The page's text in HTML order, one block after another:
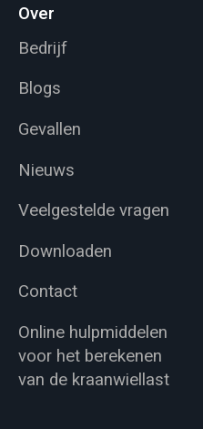
Over
Bedrijf
Blogs
Gevallen
Nieuws
Veelgestelde vragen
Downloaden
Contact
Online hulpmiddelen
voor het berekenen
van de kraanwiellast